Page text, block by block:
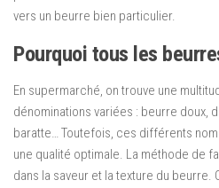
vers un beurre bien particulier.
Pourquoi tous les
En supermarché, on trouve une
dénominations variées : beurre doux,
baratte… Toutefois, ces différents
une qualité optimale. La méthode de
dans la saveur et la texture du beurre.